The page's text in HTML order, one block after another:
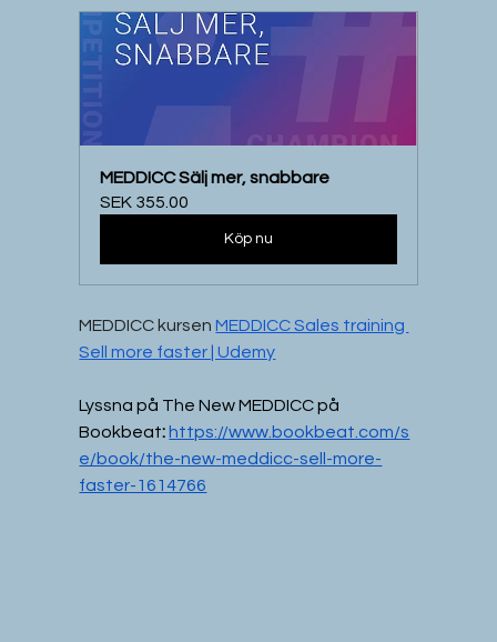
MEDDICC Sälj mer, snabbare
SEK 355.00
Köp nu
MEDDICC kursen MEDDICC Sales training
Sell more faster | Udemy
Lyssna på The New MEDDICC på
Bookbeat: https://www.bookbeat.com/s
e/book/the-new-meddicc-sell-more-
faster-1614766